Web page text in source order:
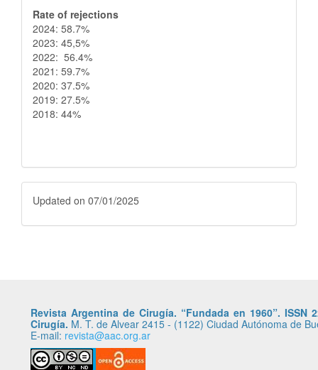
Rate
of
rejections
Rate of rejections
2024: 58.7%
2023: 45,5%
2022: 56.4%
2021: 59.7%
2020: 37.5%
2019: 27.5%
2018: 44%
Fecha
de
Updated on 07/01/2025
Revista Argentina de Cirugía. “Fundada en 1960”.
Cirugía. M. T. de Alvear 2415 - (1122) Ciudad Autónoma de
E-mail: revista@aac.org.ar